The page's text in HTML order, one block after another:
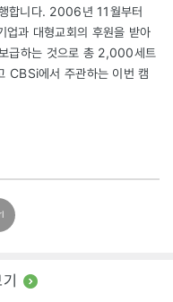
합니다. 2006년 11월부터
과 대형교회의 후원을 받아
급하는 것으로 총 2,000세트
CBSi에서 주관하는 이번 캠